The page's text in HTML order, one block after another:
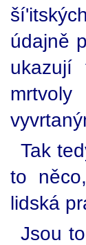
údajně
ukazují
Tak
to
lidská
Jsou